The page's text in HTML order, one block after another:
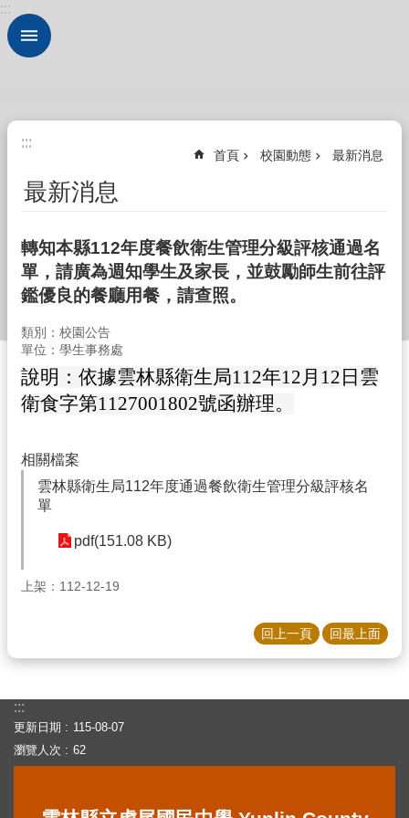
跳到主要內容區塊
進
認
識
校
規
大
全
政
服
務
校
學
生
務
課
程
計
:::
:::
:::
首頁 校園動態 最新消息
最新消息
轉知本縣112年度餐飲衛生管理分級評核通過名
單，請廣為週知學生及家長，並鼓勵師生前往評
鑑優良的餐廳用餐，請查照。
類別：校園公告
單位：學生事務處
說明： 依據雲林縣衛生局112年12月12日雲
衛食字第1127001802號函辦理。
相關檔案
雲林縣衛生局112年度通過餐飲衛生管理分級評核名
單
pdf(151.08 KB)
上架：112-12-19
回上一頁 回最上面
:::
更新日期
115-08-07
瀏覽人次
62